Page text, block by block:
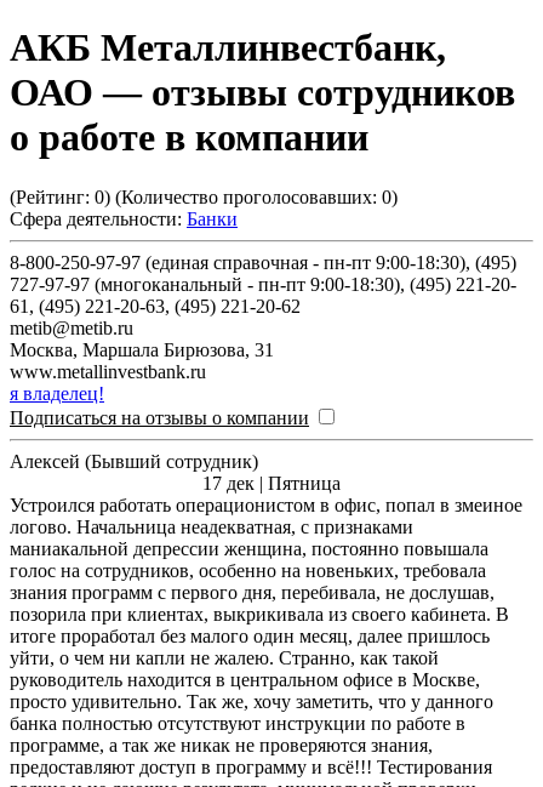
АКБ Металлинвестбанк,
ОАО — отзывы сотрудников
о работе в компании
(Рейтинг: 0) (Количество проголосовавших: 0)
Сфера деятельности: Банки
8-800-250-97-97 (единая справочная - пн-пт 9:00-18:30), (495)
727-97-97 (многоканальный - пн-пт 9:00-18:30), (495) 221-20-
61, (495) 221-20-63, (495) 221-20-62
metib@metib.ru
Москва, Маршала Бирюзова, 31
www.metallinvestbank.ru
я владелец!
Подписаться на отзывы о компании
Алексей (Бывший сотрудник)
17 дек | Пятница
Устроился работать операционистом в офис, попал в змеиное
логово. Начальница неадекватная, с признаками
маниакальной депрессии женщина, постоянно повышала
голос на сотрудников, особенно на новеньких, требовала
знания программ с первого дня, перебивала, не дослушав,
позорила при клиентах, выкрикивала из своего кабинета. В
итоге проработал без малого один месяц, далее пришлось
уйти, о чем ни капли не жалею. Странно, как такой
руководитель находится в центральном офисе в Москве,
просто удивительно. Так же, хочу заметить, что у данного
банка полностью отсутствуют инструкции по работе в
программе, а так же никак не проверяются знания,
предоставляют доступ в программу и всё!!! Тестирования